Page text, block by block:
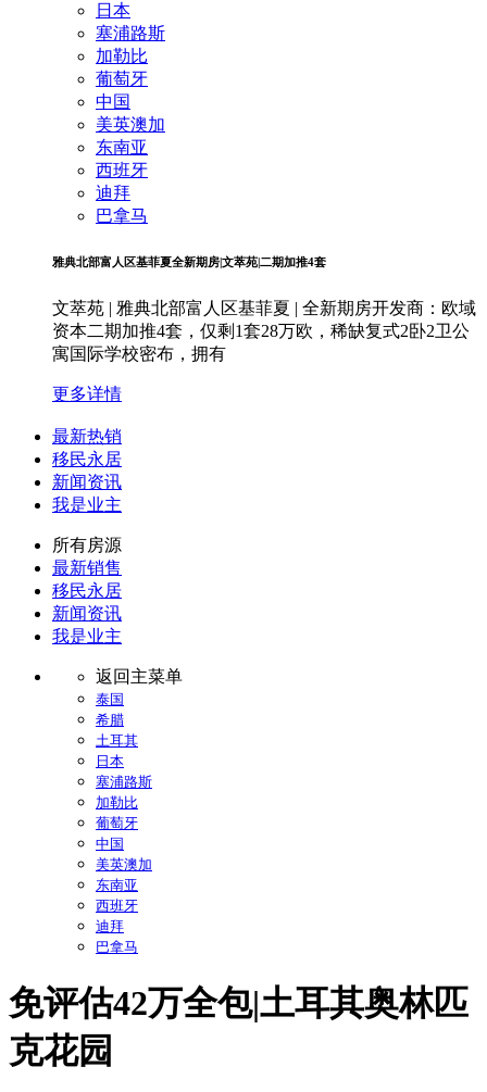
日本
塞浦路斯
加勒比
葡萄牙
中国
美英澳加
东南亚
西班牙
迪拜
巴拿马
雅典北部富人区基菲夏全新期房|文萃苑|二期加推4套
文萃苑 | 雅典北部富人区基菲夏 | 全新期房开发商：欧域
资本二期加推4套，仅剩1套28万欧，稀缺复式2卧2卫公
寓国际学校密布，拥有
更多详情
最新热销
移民永居
新闻资讯
我是业主
所有房源
最新销售
移民永居
新闻资讯
我是业主
返回主菜单
泰国
希腊
土耳其
日本
塞浦路斯
加勒比
葡萄牙
中国
美英澳加
东南亚
西班牙
迪拜
巴拿马
免评估42万全包|土耳其奥林匹
克花园